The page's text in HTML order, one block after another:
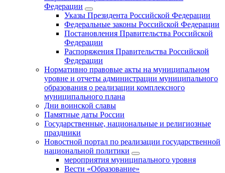
Федерации
Указы Президента Российской Федерации
Федеральные законы Российской Федерации
Постановления Правительства Российской
Федерации
Распоряжения Правительства Российской
Федерации
Нормативно правовые акты на муниципальном
уровне и отчеты администрации муниципального
образования о реализации комплексного
муниципального плана
Дни воинской славы
Памятные даты России
Государственные, национальные и религиозные
праздники
Новостной портал по реализации государственной
национальной политики
мероприятия муниципального уровня
Вести «Образование»